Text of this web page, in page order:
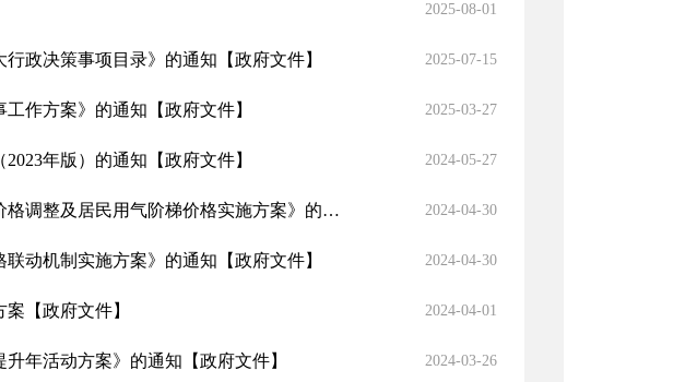
2025-08-01
行政决策事项目录》的通知 【政府文件】 2025-07-15
工作方案》的通知 【政府文件】 2025-03-27
年版）的通知 【政府文件】 2024-05-27
关于印发《伊犁州直天然气终端销售价格调整及居民用气阶梯价格实施方案》的通知 【政府文件】2024-04-30
动机制实施方案》的通知 【政府文件】 2024-04-30
案 【政府文件】 2024-04-01
升年活动方案》的通知 【政府文件】 2024-03-26